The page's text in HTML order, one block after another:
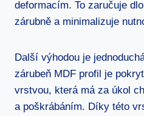
deformacím. To zaručuje
zárubně a minimalizuje
Další výhodou je
zárubeň MDF profil je
vrstvou, která má za úkol
a poškrábáním. Díky této